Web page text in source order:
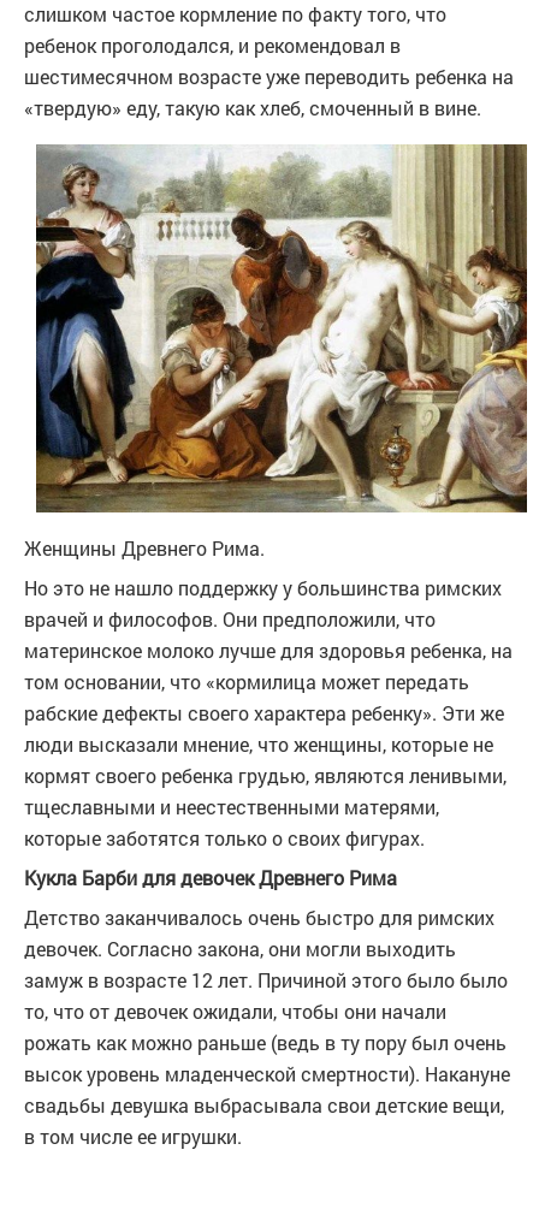
слишком частое кормление по факту того, что
ребенок проголодался, и рекомендовал в
шестимесячном возрасте уже переводить ребенка на
«твердую» еду, такую как хлеб, смоченный в вине.
Женщины Древнего Рима.
Но это не нашло поддержку у большинства римских
врачей и философов. Они предположили, что
материнское молоко лучше для здоровья ребенка, на
том основании, что «кормилица может передать
рабские дефекты своего характера ребенку». Эти же
люди высказали мнение, что женщины, которые не
кормят своего ребенка грудью, являются ленивыми,
тщеславными и неестественными матерями,
которые заботятся только о своих фигурах.
Кукла Барби для девочек Древнего Рима
Детство заканчивалось очень быстро для римских
девочек. Согласно закона, они могли выходить
замуж в возрасте 12 лет. Причиной этого было было
то, что от девочек ожидали, чтобы они начали
рожать как можно раньше (ведь в ту пору был очень
высок уровень младенческой смертности). Накануне
свадьбы девушка выбрасывала свои детские вещи,
в том числе ее игрушки.